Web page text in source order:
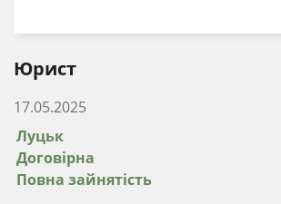
Юрист
17.05.2025
Луцьк
Договірна
Повна зайнятість